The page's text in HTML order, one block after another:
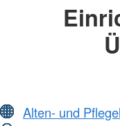
Alten- und